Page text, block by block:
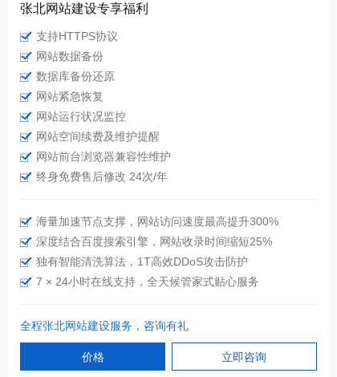
张北网站建设专享福利
支持HTTPS协议
网站数据备份
数据库备份还原
网站紧急恢复
网站运行状况监控
网站空间续费及维护提醒
网站前台浏览器兼容性维护
终身免费售后修改 24次/年
海量加速节点支撑，网站访问速度最高提升300%
深度结合百度搜索引擎，网站收录时间缩短25%
独有智能清洗算法，1T高效DDoS攻击防护
7 × 24小时在线支持，全天候管家式贴心服务
全程张北网站建设服务，咨询有礼
价格 立即咨询